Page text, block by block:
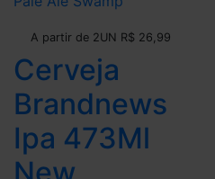
A partir de 2UN R$ 26,99
Cerveja
Brandnews
Ipa 473Ml